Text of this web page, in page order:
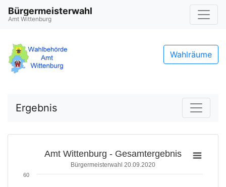
Bürgermeisterwahl
Amt Wittenburg
Wahlräume
Ergebnis
Amt Wittenburg - Gesamtergebnis
Bürgermeisterwahl 20.09.2020
60